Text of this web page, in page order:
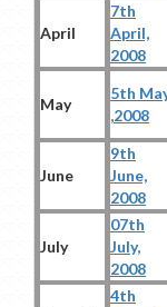
April
7th
April,
2008
May
5th
,2008
June
9th
June,
2008
July
07th
July,
2008
4th